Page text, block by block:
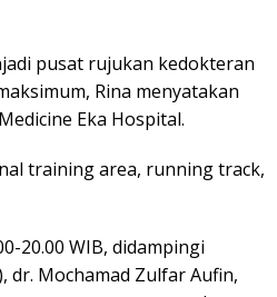
pusat rujukan kedokteran
Rina menyatakan
Eka Hospital.
training area, running track,
20.00 WIB, didampingi
dr. Mochamad Zulfar Aufin,